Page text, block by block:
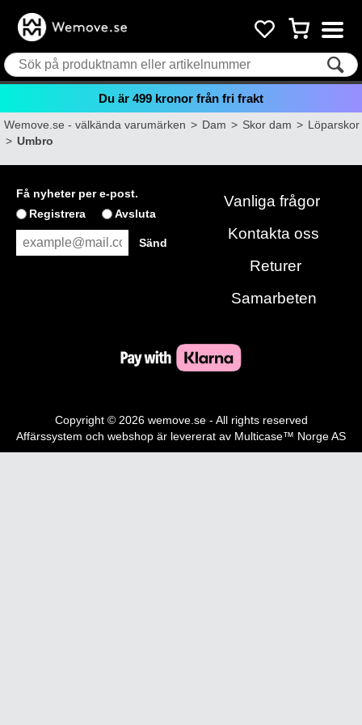
Du är 499 kronor från fri frakt
Wemove.se - välkända varumärken>Dam>Skor dam>Löparskor
>Umbro
Få nyheter per e-post.
Registrera
Avsluta
Vanliga frågor
Kontakta oss
Returer
Samarbeten
Copyright © 2026 wemove.se - All rights reserved
Affärssystem och webshop är levererat av Multicase™ Norge AS